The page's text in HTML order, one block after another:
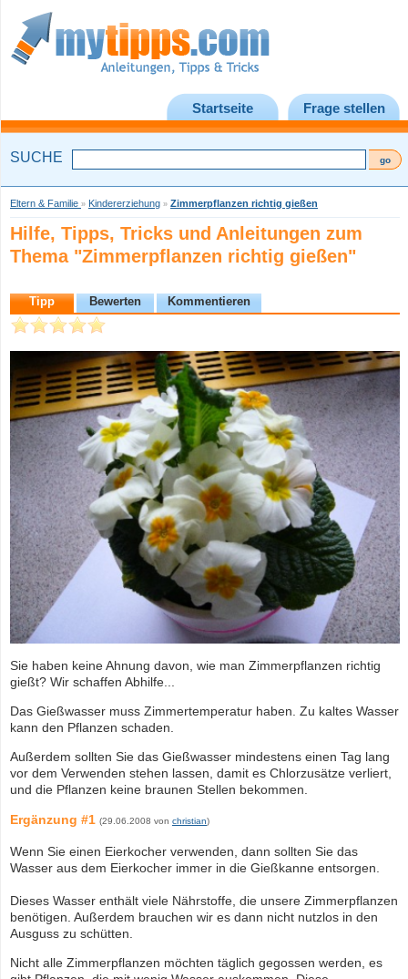
Startseite Frage stellen
SUCHE
Eltern & Familie » Kindererziehung » Zimmerpflanzen richtig gießen
Hilfe, Tipps, Tricks und Anleitungen zum
Thema "Zimmerpflanzen richtig gießen"
Tipp Bewerten Kommentieren
Sie haben keine Ahnung davon, wie man Zimmerpflanzen richtig
gießt? Wir schaffen Abhilfe...
Das Gießwasser muss Zimmertemperatur haben. Zu kaltes Wasser
kann den Pflanzen schaden.
Außerdem sollten Sie das Gießwasser mindestens einen Tag lang
vor dem Verwenden stehen lassen, damit es Chlorzusätze verliert,
und die Pflanzen keine braunen Stellen bekommen.
Ergänzung #1 (29.06.2008 von christian)
Wenn Sie einen Eierkocher verwenden, dann sollten Sie das
Wasser aus dem Eierkocher immer in die Gießkanne entsorgen.
Dieses Wasser enthält viele Nährstoffe, die unsere Zimmerpflanzen
benötigen. Außerdem brauchen wir es dann nicht nutzlos in den
Ausguss zu schütten.
Nicht alle Zimmerpflanzen möchten täglich gegossen werden, es